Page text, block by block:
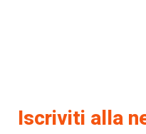
Iscriviti alla